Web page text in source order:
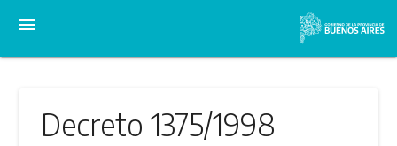
menu
Decreto 1375/1998